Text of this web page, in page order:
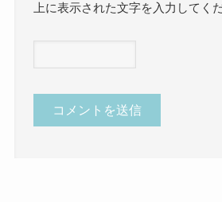
上に表示された文字を入力してく